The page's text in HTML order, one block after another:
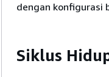
dengan konfigurasi
Siklus